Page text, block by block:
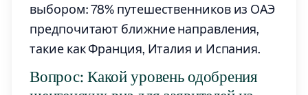
выбором: 78% путешественников из ОАЭ
предпочитают ближние направления,
такие как Франция, Италия и Испания.
Вопрос: Какой уровень одобрения